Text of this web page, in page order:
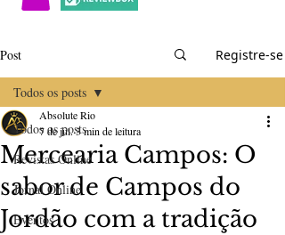
Post Registre-se
Todos os posts
Revistas Online
Jornal Online
Eventos
Todos os posts
Mercearia Campos: O
sabor de Campos do
Jordão com a tradição
Absolute Rio
7 de jul.3 min de leitura